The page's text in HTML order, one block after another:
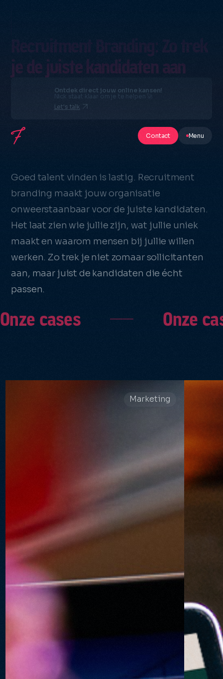
Contact Menu
Recruitment Branding: Zo trek
je de juiste kandidaten aan
Ontdek direct jouw online kansen!
Nick staat klaar om je te helpen 🚀
Let's talk
Goed talent vinden is lastig. Recruitment
branding maakt jouw organisatie
onweerstaanbaar voor de juiste kandidaten.
Het laat zien wie jullie zijn, wat jullie uniek
maakt en waarom mensen bij jullie willen
werken. Zo trek je niet zomaar sollicitanten
aan, maar juist de kandidaten die écht
passen.
Onze cases Onze
Marketing